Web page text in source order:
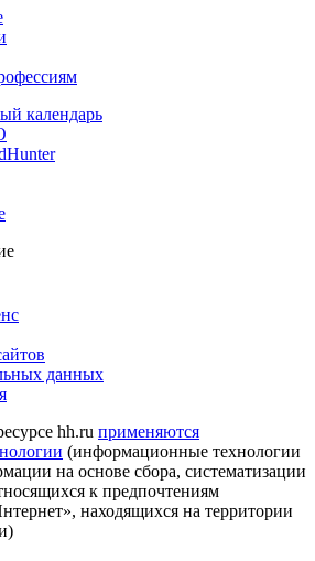
календарь
данных
hh.ru применяются
(информационные технологии
на основе сбора, систематизации
к предпочтениям
находящихся на территории